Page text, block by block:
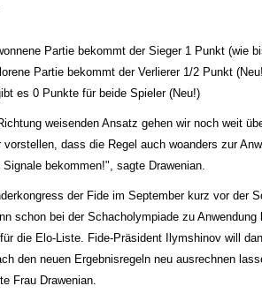
Partie bekommt der Sieger 1 Punkt (wie
Partie bekommt der Verlierer 1/2 Punkt
es 0 Punkte für beide Spieler (Neu!)
weisenden Ansatz gehen wir noch weit
vorstellen, dass die Regel auch woanders zur
bekommen!", sagte Drawenian.
der Fide im September kurz vor der
schon bei der Schacholympiade zu
die Elo-Liste. Fide-Präsident Ilymshinov will
den neuen Ergebnisregeln neu ausrechnen
Frau Drawenian.